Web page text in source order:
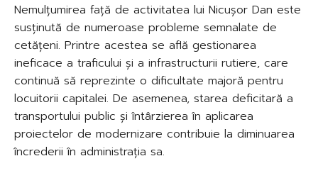
Nemulțumirea față de activitatea lui Nicușor Dan este
susținută de numeroase probleme semnalate de
cetățeni. Printre acestea se află gestionarea
ineficace a traficului și a infrastructurii rutiere, care
continuă să reprezinte o dificultate majoră pentru
locuitorii capitalei. De asemenea, starea deficitară a
transportului public și întârzierea în aplicarea
proiectelor de modernizare contribuie la diminuarea
încrederii în administrația sa.